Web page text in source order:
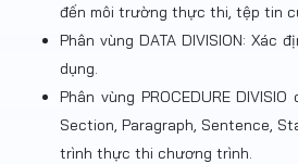
đến môi trường thực thi, tệp tin
Phân vùng DATA DIVISION: Xác
dụng.
Phân vùng PROCEDURE
Section, Paragraph, Sentence,
trình thực thi chương trình.